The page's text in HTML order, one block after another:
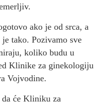
ako je od srca, a
tako. Pozivamo sve
koliko budu u
Klinike za ginekologiju
Vojvodine.
će Kliniku za